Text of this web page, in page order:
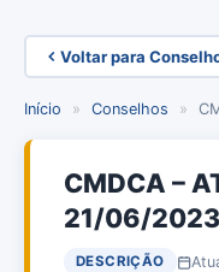
Voltar para
Início » Conselhos »
CMDCA –
21/06/2023
DESCRIÇÃO